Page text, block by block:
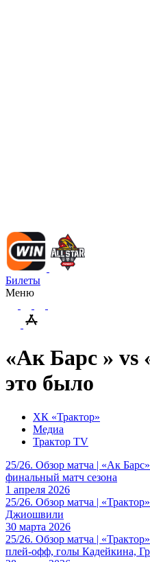
Билеты
Меню
«Ак Барс » vs
это было
ХК «Трактор»
Медиа
Трактор TV
25/26. Обзор матча | «Ак
финальный матч сезона
1 апреля 2026
25/26. Обзор матча |
Джиошвили
30 марта 2026
25/26. Обзор матча |
плей-офф, голы Кадейкина,